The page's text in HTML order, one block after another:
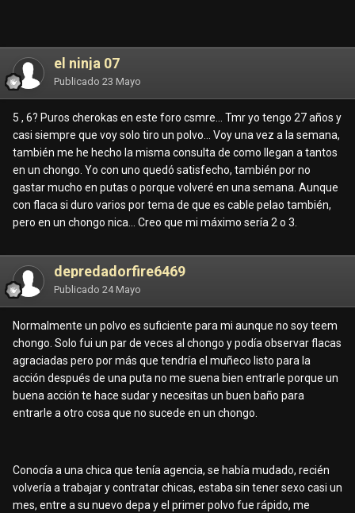
el ninja 07
Publicado 23 Mayo
5 , 6? Puros cherokas en este foro csmre... Tmr yo tengo 27 años y
casi siempre que voy solo tiro un polvo... Voy una vez a la semana,
también me he hecho la misma consulta de como llegan a tantos
en un chongo. Yo con uno quedó satisfecho, también por no
gastar mucho en putas o porque volveré en una semana. Aunque
con flaca si duro varios por tema de que es cable pelao también,
pero en un chongo nica... Creo que mi máximo sería 2 o 3.
depredadorfire6469
Publicado 24 Mayo
Normalmente un polvo es suficiente para mi aunque no soy teem
chongo. Solo fui un par de veces al chongo y podía observar flacas
agraciadas pero por más que tendría el muñeco listo para la
acción después de una puta no me suena bien entrarle porque un
buena acción te hace sudar y necesitas un buen baño para
entrarle a otro cosa que no sucede en un chongo.
Conocía a una chica que tenía agencia, se había mudado, recién
volvería a trabajar y contratar chicas, estaba sin tener sexo casi un
mes, entre a su nuevo depa y el primer polvo fue rápido, me